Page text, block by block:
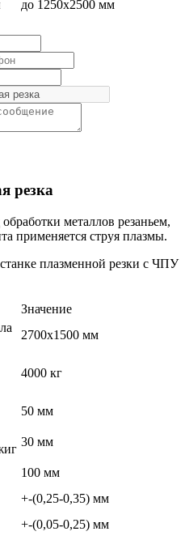
до 1250х2500 мм
резка
металлов резаньем,
применяется струя плазмы.
плазменной резки с ЧПУ
Значение
2700х1500 мм
4000 кг
50 мм
30 мм
100 мм
+-(0,25-0,35) мм
+-(0,05-0,25) мм